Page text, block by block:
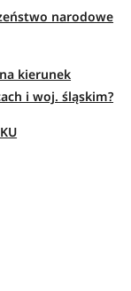
narodowe
kierunek
i woj. śląskim?